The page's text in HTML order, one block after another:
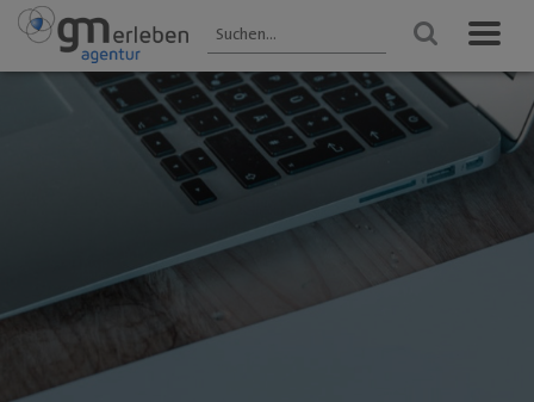
GM ENTDECKEN
Einkaufen
ANGEBOTE
HEIMAT-JOKER®
FOREST ONE®
Mehrwegsystem
Stadtgespräch
GM | Der PODCAST
VERANSTALTUNGEN
Veranstaltungen
2025 - Übersicht
FRÜHLING
Gummersbach